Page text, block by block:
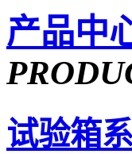
产品中
试验箱